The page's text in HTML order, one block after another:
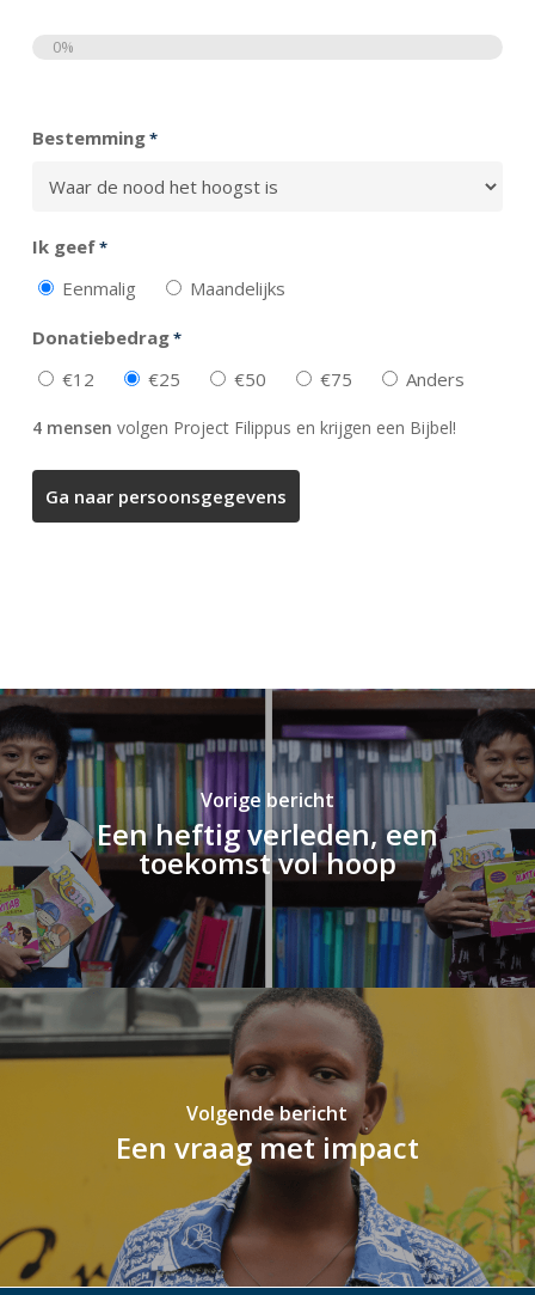
0%
Bestemming*
Ik geef*
Eenmalig Maandelijks
Donatiebedrag*
€12 €25 €50 €75 Anders
4 mensen volgen Project Filippus en krijgen een Bijbel!
Vorige bericht
Een heftig verleden, een
toekomst vol hoop
Volgende bericht
Een vraag met impact